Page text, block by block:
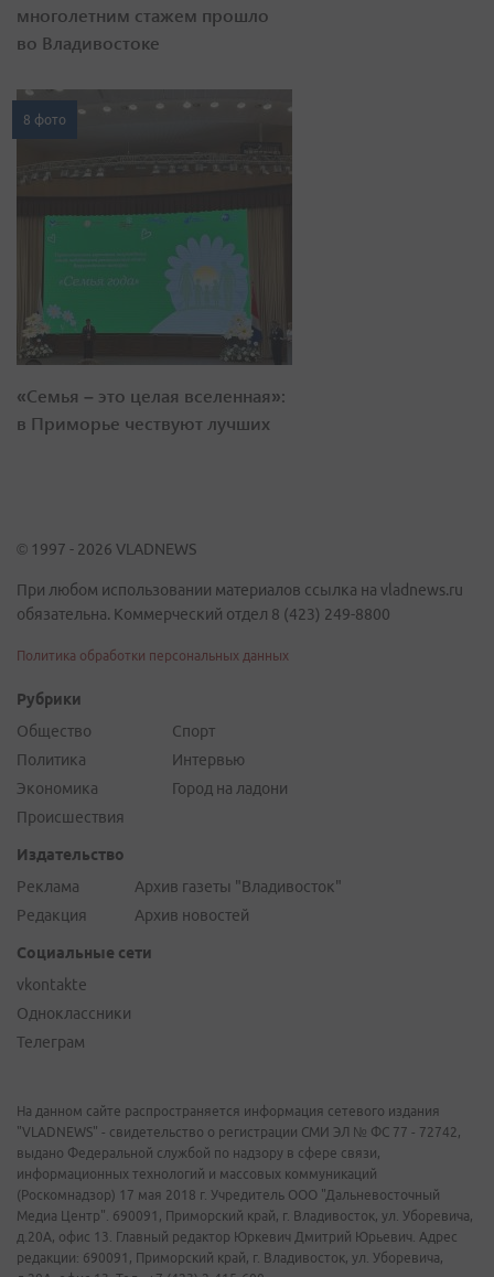
многолетним стажем прошло
во Владивостоке
8 фото
«Семья – это целая вселенная»:
в Приморье чествуют лучших
© 1997 - 2026 VLADNEWS
При любом использовании материалов ссылка на vladnews.ru
обязательна. Коммерческий отдел 8 (423) 249-8800
Политика обработки персональных данных
Рубрики
Общество
Политика
Экономика
Происшествия
Спорт
Интервью
Город на ладони
Издательство
Реклама
Редакция
Архив газеты "Владивосток"
Архив новостей
Социальные сети
vkontakte
Одноклассники
Телеграм
На данном сайте распространяется информация сетевого издания
"VLADNEWS" - свидетельство о регистрации СМИ ЭЛ № ФС 77 - 72742,
выдано Федеральной службой по надзору в сфере связи,
информационных технологий и массовых коммуникаций
(Роскомнадзор) 17 мая 2018 г. Учредитель ООО "Дальневосточный
Медиа Центр". 690091, Приморский край, г. Владивосток, ул. Уборевича,
д.20А, офис 13. Главный редактор Юркевич Дмитрий Юрьевич. Адрес
редакции: 690091, Приморский край, г. Владивосток, ул. Уборевича,